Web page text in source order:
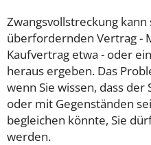
Zwangsvollstreckung kann
überfordernden Vertrag -
Kaufvertrag etwa - oder
heraus ergeben. Das
wenn Sie wissen, dass
oder mit Gegenständen
begleichen könnte, Sie
werden.